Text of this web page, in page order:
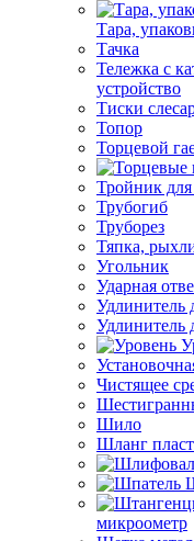
Тара,
Тачка
Тележка с
устройство
Тиски
Топор
Торцевой
Тройник для
Трубогиб
Труборез
Тяпка,
Угольник
Ударная
Удлинитель
Удлинитель
Чистящее
Шило
Шланг
микроометр